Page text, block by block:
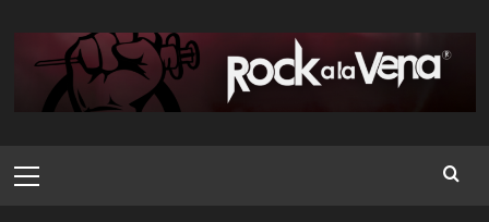
contenido
principal